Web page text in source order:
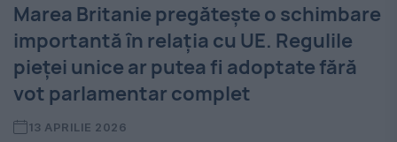
Marea Britanie pregătește o schimbare
importantă în relația cu UE. Regulile
pieței unice ar putea fi adoptate fără
vot parlamentar complet
13 APRILIE 2026